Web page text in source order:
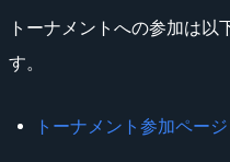
トーナメントへの参加は以
す。
トーナメント参加ページ